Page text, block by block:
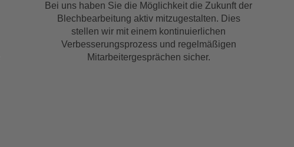
Bei uns haben Sie die Möglichkeit die Zukunft der
Blechbearbeitung aktiv mitzugestalten. Dies
stellen wir mit einem kontinuierlichen
Verbesserungsprozess und regelmäßigen
Mitarbeitergesprächen sicher.